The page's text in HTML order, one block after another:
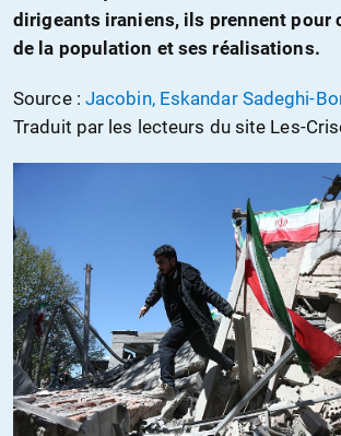
dirigeants iraniens, ils prennent pour
de la population et ses réalisations.
Source : Jacobin, Eskandar Sadeghi-
Traduit par les lecteurs du site Les-